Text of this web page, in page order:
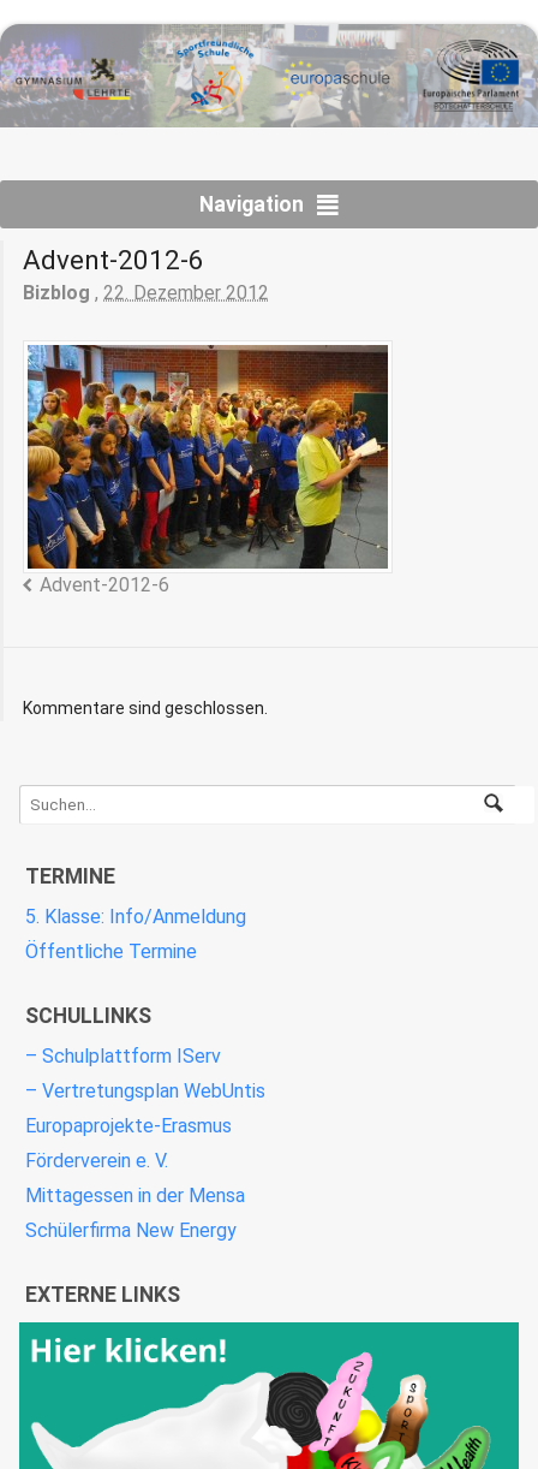
Navigation
Advent-2012-6
Bizblog , 22. Dezember 2012
Advent-2012-6
Kommentare sind geschlossen.
TERMINE
5. Klasse: Info/Anmeldung
Öffentliche Termine
SCHULLINKS
– Schulplattform IServ
– Vertretungsplan WebUntis
Europaprojekte-Erasmus
Förderverein e. V.
Mittagessen in der Mensa
Schülerfirma New Energy
EXTERNE LINKS